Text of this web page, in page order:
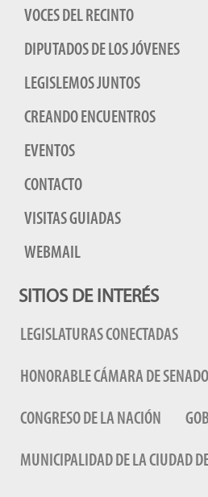
VOCES DEL RECINTO
DIPUTADOS DE LOS JÓVENES
LEGISLEMOS JUNTOS
CREANDO ENCUENTROS
EVENTOS
CONTACTO
VISITAS GUIADAS
WEBMAIL
SITIOS DE INTERÉS
LEGISLATURAS CONECTADAS
HONORABLE CÁMARA DE
CONGRESO DE LA NACIÓN
MUNICIPALIDAD DE LA CIUDAD